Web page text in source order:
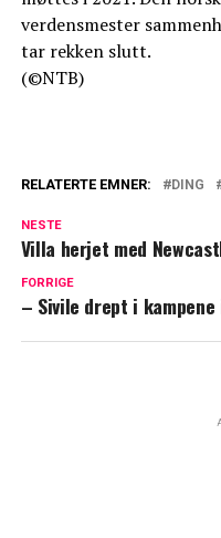
verdensmester
tar rekken slutt.
(©NTB)
RELATERTE EMNER: DING
NESTE
Villa herjet med
FORRIGE
– Sivile drept i kampene